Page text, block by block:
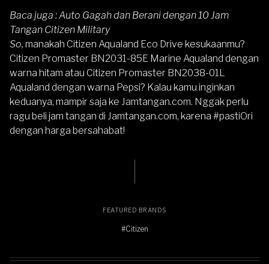
Baca juga :Auto Gagah dan Berani dengan 10 Jam
Tangan Citizen Military
So, manakah Citizen Aqualand Eco Drive kesukaanmu?
Citizen Promaster BN2031-85E Marine Aqualand dengan
warna hitam atau Citizen Promaster BN2038-01L
Aqualand dengan warna Pepsi? Kalau kamu inginkan
keduanya, mampir saja ke Jamtangan.com. Nggak perlu
ragu beli jam tangan di Jamtangan.com, karena #pastiOri
dengan harga bersahabat!
FEATURED BRANDS
#Citizen